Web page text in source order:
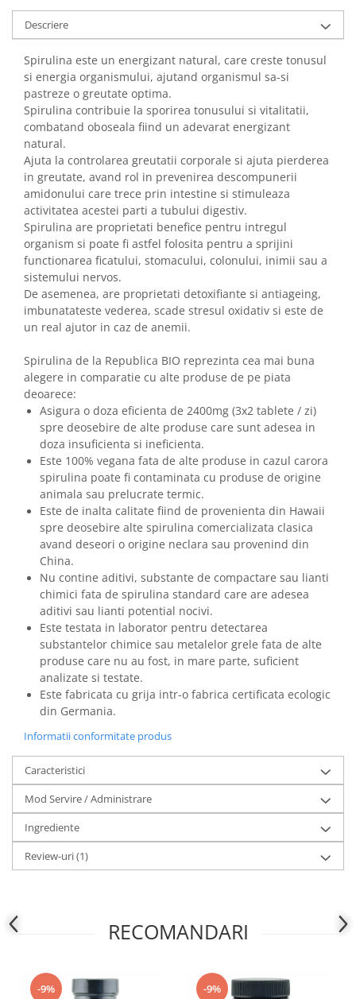
Descriere
Spirulina este un energizant natural, care creste tonusul
si energia organismului, ajutand organismul sa-si
pastreze o greutate optima.
Spirulina contribuie la sporirea tonusului si vitalitatii,
combatand oboseala fiind un adevarat energizant
natural.
Ajuta la controlarea greutatii corporale si ajuta pierderea
in greutate, avand rol in prevenirea descompunerii
amidonului care trece prin intestine si stimuleaza
activitatea acestei parti a tubului digestiv.
Spirulina are proprietati benefice pentru intregul
organism si poate fi astfel folosita pentru a sprijini
functionarea ficatului, stomacului, colonului, inimii sau a
sistemului nervos.
De asemenea, are proprietati detoxifiante si antiageing,
imbunatateste vederea, scade stresul oxidativ si este de
un real ajutor in caz de anemii.
Spirulina de la Republica BIO reprezinta cea mai buna
alegere in comparatie cu alte produse de pe piata
deoarece:
Asigura o doza eficienta de 2400mg (3x2 tablete / zi)
spre deosebire de alte produse care sunt adesea in
doza insuficienta si ineficienta.
Este 100% vegana fata de alte produse in cazul carora
spirulina poate fi contaminata cu produse de origine
animala sau prelucrate termic.
Este de inalta calitate fiind de provenienta din Hawaii
spre deosebire alte spirulina comercializata clasica
avand deseori o origine neclara sau provenind din
China.
Nu contine aditivi, substante de compactare sau lianti
chimici fata de spirulina standard care are adesea
aditivi sau lianti potential nocivi.
Este testata in laborator pentru detectarea
substantelor chimice sau metalelor grele fata de alte
produse care nu au fost, in mare parte, suficient
analizate si testate.
Este fabricata cu grija intr-o fabrica certificata ecologic
din Germania.
Informatii conformitate produs
Caracteristici
Mod Servire / Administrare
Ingrediente
Review-uri(1)
RECOMANDARI
-9% -9%